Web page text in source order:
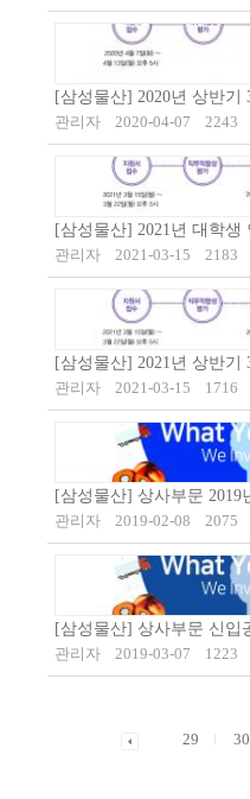
[삼성물산] 2020년 상반기
관리자
2020-04-07 2243
[삼성물산] 2021년 대학생
관리자
2021-03-15 2183
[삼성물산] 2021년 상반기
관리자
2021-03-15 1716
[삼성물산] 상사부문 2019
관리자
2019-02-08 2075
[삼성물산] 상사부문 신입
관리자
2019-03-07 1223
29 30